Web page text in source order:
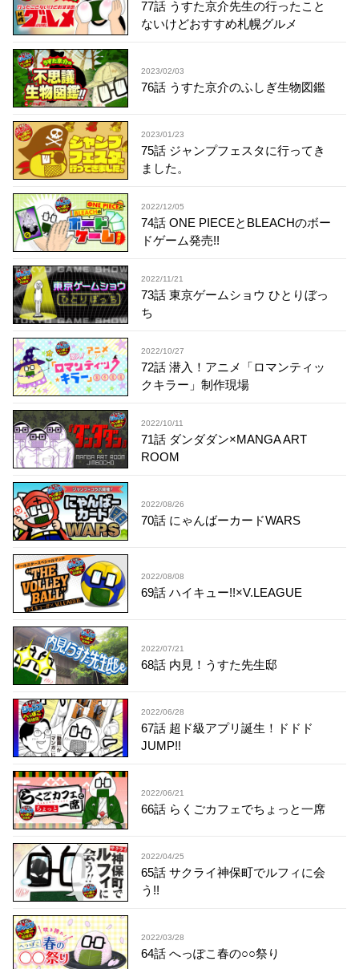
77話 うすた京介先生の行ったこと
ないけどおすすめ札幌グルメ
2023/02/03
76話 うすた京介のふしぎ生物図鑑
2023/01/23
75話 ジャンプフェスタに行ってき
ました。
2022/12/05
74話 ONE PIECEとBLEACHのボー
ドゲーム発売!!
2022/11/21
73話 東京ゲームショウ ひとりぼっ
ち
2022/10/27
72話 潜入！アニメ「ロマンティッ
クキラー」制作現場
2022/10/11
71話 ダンダダン×MANGA ART
ROOM
2022/08/26
70話 にゃんばーカードWARS
2022/08/08
69話 ハイキュー!!×V.LEAGUE
2022/07/21
68話 内見！うすた先生邸
2022/06/28
67話 超ド級アプリ誕生！ドドド
JUMP!!
2022/06/21
66話 らくごカフェでちょっと一席
2022/04/25
65話 サクライ神保町でルフィに会
う!!
2022/03/28
64話 へっぽこ春の○○祭り